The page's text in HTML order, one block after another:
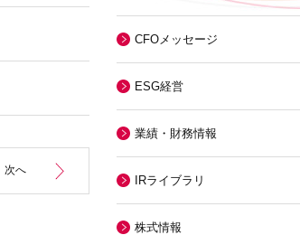
次へ
CFOメッセージ
ESG経営
業績・財務情報
IRライブラリ
株式情報